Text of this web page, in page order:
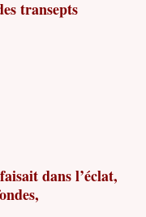
transepts
dans l’éclat,